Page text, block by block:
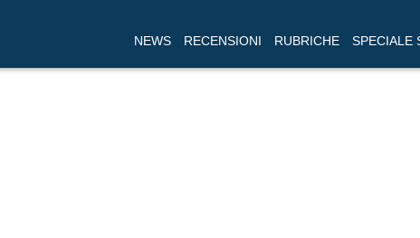
NEWS RECENSIONI RUBRICHE SPECIALE